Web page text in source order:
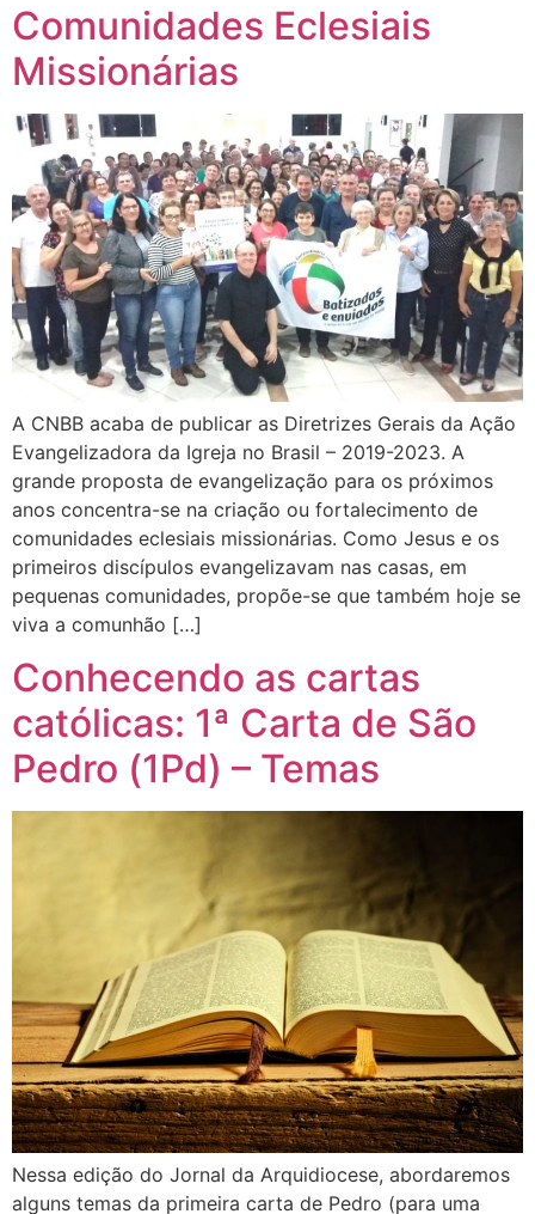
Comunidades Eclesiais
Missionárias
A CNBB acaba de publicar as Diretrizes Gerais da Ação
Evangelizadora da Igreja no Brasil – 2019-2023. A
grande proposta de evangelização para os próximos
anos concentra-se na criação ou fortalecimento de
comunidades eclesiais missionárias. Como Jesus e os
primeiros discípulos evangelizavam nas casas, em
pequenas comunidades, propõe-se que também hoje se
viva a comunhão […]
Conhecendo as cartas
católicas: 1ª Carta de São
Pedro (1Pd) – Temas
Nessa edição do Jornal da Arquidiocese, abordaremos
alguns temas da primeira carta de Pedro (para uma